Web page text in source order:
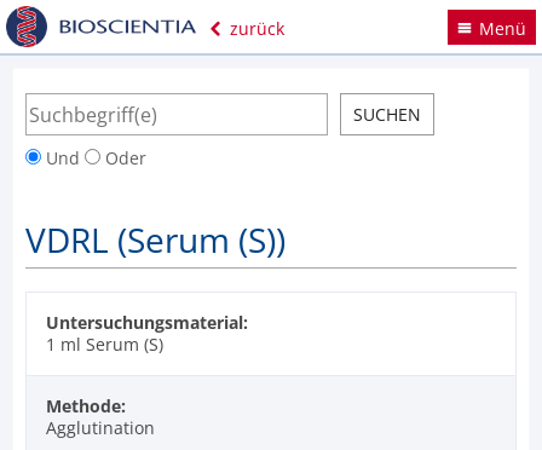
zurück Menü
Und Oder
VDRL (Serum (S))
Untersuchungsmaterial:
1 ml Serum (S)
Methode:
Agglutination